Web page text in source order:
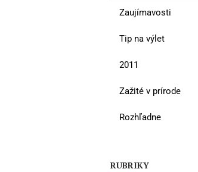
Zaujímavosti
Tip na výlet
2011
Zažité v prírode
Rozhľadne
RUBRIKY